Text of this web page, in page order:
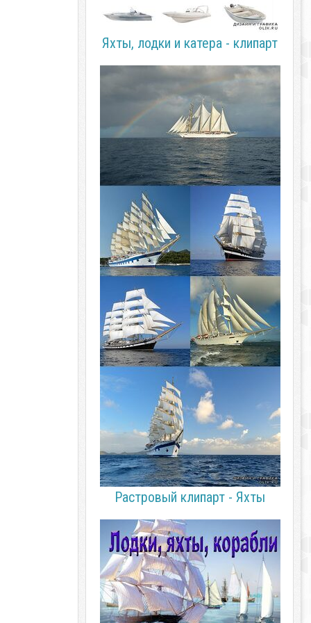
Яхты, лодки и катера - клипарт
Растровый клипарт - Яхты